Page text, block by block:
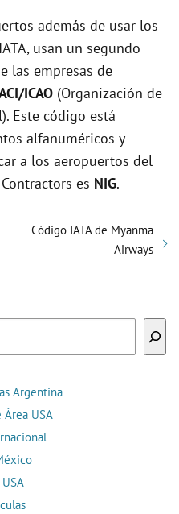
además de usar los
usan un segundo
las empresas de
ICAO (Organización de
Este código está
alfanuméricos y
a los aeropuertos del
es NIG.
Código IATA de Myanma
Airways
Argentina
Área USA